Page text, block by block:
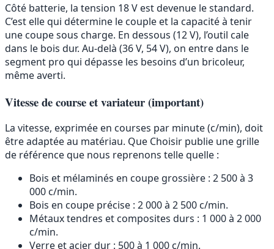
Côté batterie, la tension 18 V est devenue le standard.
C’est elle qui détermine le couple et la capacité à tenir
une coupe sous charge. En dessous (12 V), l’outil cale
dans le bois dur. Au-delà (36 V, 54 V), on entre dans le
segment pro qui dépasse les besoins d’un bricoleur,
même averti.
Vitesse de course et variateur (important)
La vitesse, exprimée en courses par minute (c/min), doit
être adaptée au matériau. Que Choisir publie une grille
de référence que nous reprenons telle quelle :
Bois et mélaminés en coupe grossière : 2 500 à 3
000 c/min.
Bois en coupe précise : 2 000 à 2 500 c/min.
Métaux tendres et composites durs : 1 000 à 2 000
c/min.
Verre et acier dur : 500 à 1 000 c/min.